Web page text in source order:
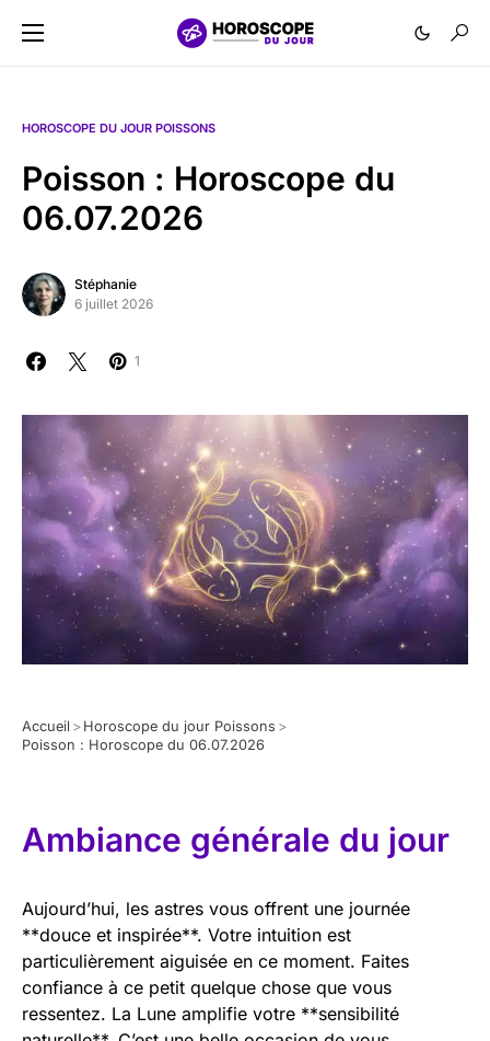
HOROSCOPE DU JOUR POISSONS
Poisson : Horoscope du
06.07.2026
Stéphanie
6 juillet 2026
1
Accueil > Horoscope du jour Poissons >
Poisson : Horoscope du 06.07.2026
Ambiance générale du jour
Aujourd’hui, les astres vous offrent une journée
**douce et inspirée**. Votre intuition est
particulièrement aiguisée en ce moment. Faites
confiance à ce petit quelque chose que vous
ressentez. La Lune amplifie votre **sensibilité